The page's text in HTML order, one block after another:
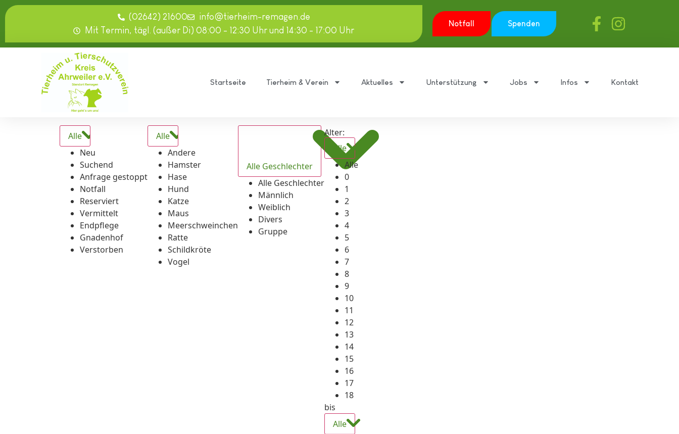
springen
(02642) 21600
info@tierheim-remagen.de
Mit Termin, tägl. (außer Di) 08:00 - 12:30 Uhr und 14:30 - 17:00 Uhr
Notfall Spenden
Startseite Tierheim & Verein Aktuelles Unterstützung Jobs Infos Kontakt
Alle
Neu
Suchend
Anfrage gestoppt
Notfall
Reserviert
Vermittelt
Endpflege
Gnadenhof
Verstorben
Alle
Andere
Hamster
Hase
Hund
Katze
Maus
Meerschweinchen
Ratte
Schildkröte
Vogel
Alle Geschlechter
Alle Geschlechter
Männlich
Weiblich
Divers
Gruppe
Alter:
Alle
Alle
0
1
2
3
4
5
6
7
8
9
10
11
12
13
14
15
16
17
18
bis
Alle